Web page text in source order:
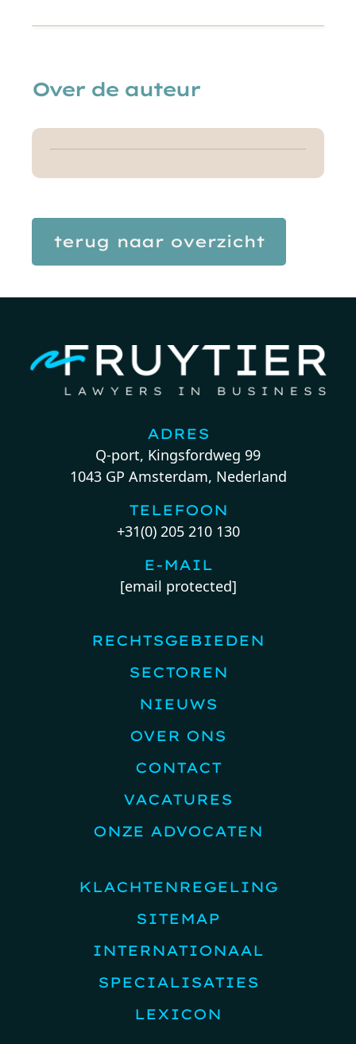
Over de auteur
terug naar overzicht
ADRES
Q-port, Kingsfordweg 99
1043 GP Amsterdam, Nederland
TELEFOON
+31(0) 205 210 130
E-MAIL
[email protected]
RECHTSGEBIEDEN
SECTOREN
NIEUWS
OVER ONS
CONTACT
VACATURES
ONZE ADVOCATEN
KLACHTENREGELING
SITEMAP
INTERNATIONAAL
SPECIALISATIES
LEXICON